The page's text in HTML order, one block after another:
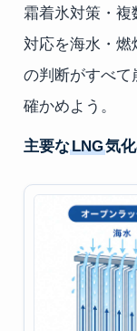
霜着氷対策・複
対応を海水・燃
の判断がすべて
確かめよう。
主要なLNG気